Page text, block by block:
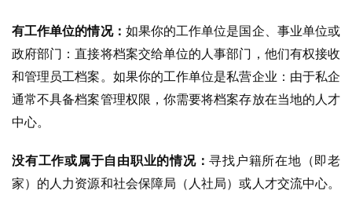
有工作单位的情况： 如果你的工作单位是国企、事业单位或
政府部门：直接将档案交给单位的人事部门，他们有权接收
和管理员工档案。 如果你的工作单位是私营企业：由于私企
通常不具备档案管理权限，你需要将档案存放在当地的人才
中心。
没有工作或属于自由职业的情况：寻找户籍所在地（即老
家）的人力资源和社会保障局（人社局）或人才交流中心。